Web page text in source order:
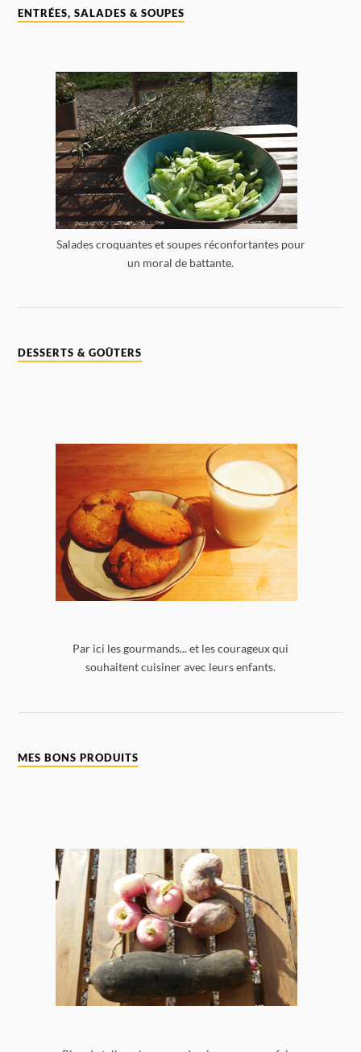
ENTRÉES, SALADES & SOUPES
Salades croquantes et soupes réconfortantes pour
un moral de battante.
DESSERTS & GOÛTERS
Par ici les gourmands... et les courageux qui
souhaitent cuisiner avec leurs enfants.
MES BONS PRODUITS